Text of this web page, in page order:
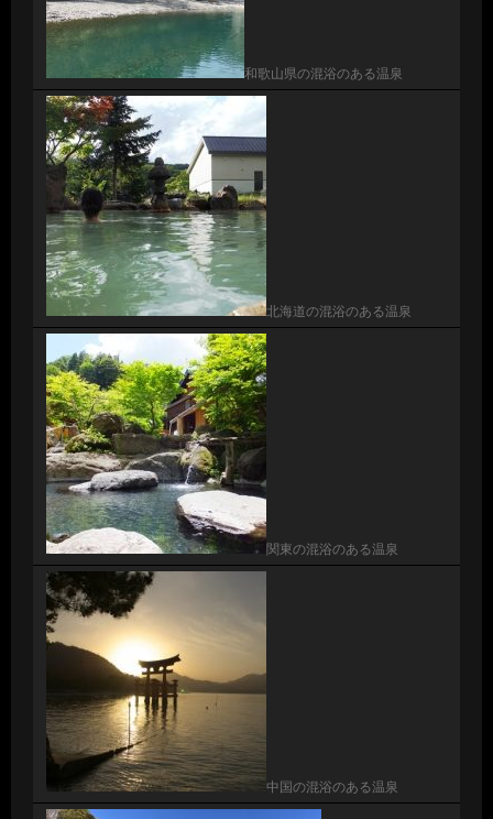
和歌山県の混浴のある温泉
北海道の混浴のある温泉
関東の混浴のある温泉
中国の混浴のある温泉